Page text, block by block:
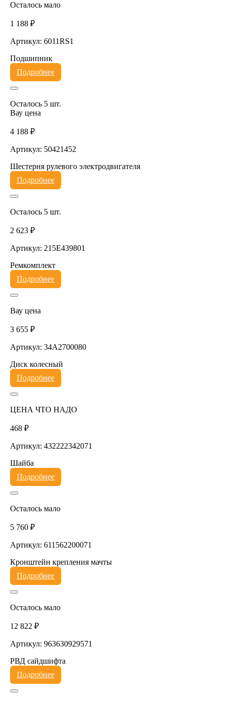
Осталось мало
1 188 ₽
Артикул: 6011RS1
Подшипник
Подробнее
Осталось 5 шт.
Вау цена
4 188 ₽
Артикул: 50421452
Шестерня рулевого электродвигателя
Подробнее
Осталось 5 шт.
2 623 ₽
Артикул: 215E439801
Ремкомплект
Подробнее
Вау цена
3 655 ₽
Артикул: 34A2700080
Диск колесный
Подробнее
ЦЕНА ЧТО НАДО
468 ₽
Артикул: 432222342071
Шайба
Подробнее
Осталось мало
5 760 ₽
Артикул: 611562200071
Кронштейн крепления мачты
Подробнее
Осталось мало
12 822 ₽
Артикул: 963630929571
РВД сайдшифта
Подробнее